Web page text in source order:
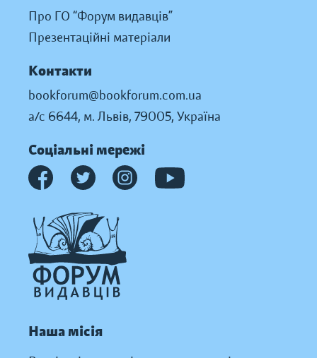
Про ГО “Форум видавців”
Презентаційні матеріали
Контакти
bookforum@bookforum.com.ua
а/с 6644, м. Львів, 79005, Україна
Соціальні мережі
Наша місія